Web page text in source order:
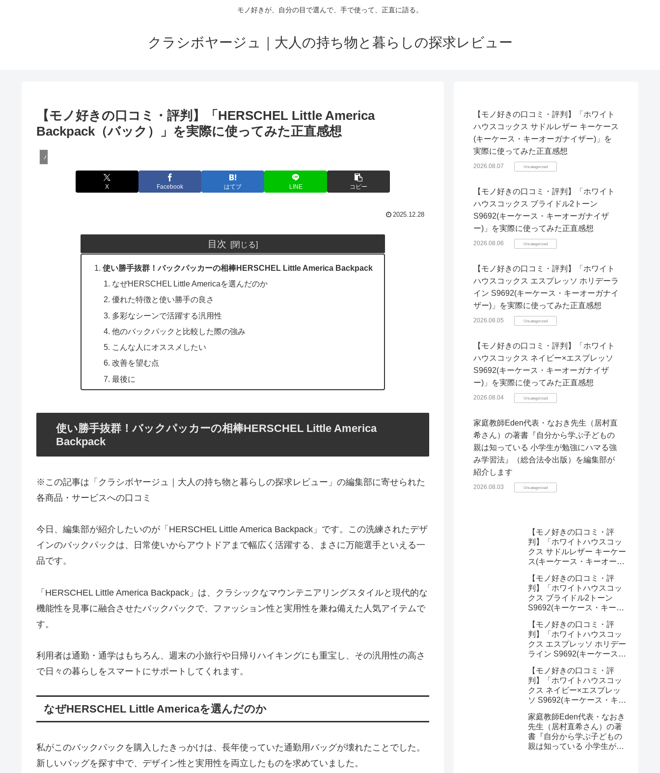
モノ好きが、自分の目で選んで、手で使って、正直に語る。
クラシボヤージュ｜大人の持ち物と暮らしの探求レビュー
【モノ好きの口コミ・評判】「HERSCHEL Little America
Backpack（バック）」を実際に使ってみた正直感想
バック・カバンのレビュー
X Facebook はてブ LINE コピー
2025.12.28
目次
使い勝手抜群！バックパッカーの相棒HERSCHEL Little America Backpack
なぜHERSCHEL Little Americaを選んだのか
優れた特徴と使い勝手の良さ
多彩なシーンで活躍する汎用性
他のバックパックと比較した際の強み
こんな人にオススメしたい
改善を望む点
最後に
使い勝手抜群！バックパッカーの相棒HERSCHEL Little America
Backpack
※この記事は「クラシボヤージュ｜大人の持ち物と暮らしの探求レビュー」の編集部に寄せられた
各商品・サービスへの口コミ
今日、編集部が紹介したいのが「HERSCHEL Little America Backpack」です。この洗練されたデザ
インのバックパックは、日常使いからアウトドアまで幅広く活躍する、まさに万能選手といえる一
品です。
「HERSCHEL Little America Backpack」は、クラシックなマウンテニアリングスタイルと現代的な
機能性を見事に融合させたバックパックで、ファッション性と実用性を兼ね備えた人気アイテムで
す。
利用者は通勤・通学はもちろん、週末の小旅行や日帰りハイキングにも重宝し、その汎用性の高さ
で日々の暮らしをスマートにサポートしてくれます。
なぜHERSCHEL Little Americaを選んだのか
私がこのバックパックを購入したきっかけは、長年使っていた通勤用バッグが壊れたことでした。
新しいバッグを探す中で、デザイン性と実用性を両立したものを求めていました。
【モノ好きの口コミ・評判】「ホワイト
ハウスコックス サドルレザー キーケース
(キーケース・キーオーガナイザー)」を
実際に使ってみた正直感想
2026.08.07 Uncategorized
【モノ好きの口コミ・評判】「ホワイト
ハウスコックス ブライドル2トーン
S9692(キーケース・キーオーガナイザ
ー)」を実際に使ってみた正直感想
2026.08.06 Uncategorized
【モノ好きの口コミ・評判】「ホワイト
ハウスコックス エスプレッソ ホリデーラ
イン S9692(キーケース・キーオーガナイ
ザー)」を実際に使ってみた正直感想
2026.08.05 Uncategorized
【モノ好きの口コミ・評判】「ホワイト
ハウスコックス ネイビー×エスプレッソ
S9692(キーケース・キーオーガナイザ
ー)」を実際に使ってみた正直感想
2026.08.04 Uncategorized
家庭教師Eden代表・なおき先生（居村直
希さん）の著書『自分から学ぶ子どもの
親は知っている 小学生が勉強にハマる強
み学習法』（総合法令出版）を編集部が
紹介します
2026.08.03 Uncategorized
【モノ好きの口コミ・評
判】「ホワイトハウスコッ
クス サドルレザー キーケー
ス(キーケース・キーオーガ
みた正直感想
【モノ好きの口コミ・評
判】「ホワイトハウスコッ
クス ブライドル2トーン
S9692(キーケース・キーオ
ってみた正直感想
【モノ好きの口コミ・評
判】「ホワイトハウスコッ
クス エスプレッソ ホリデー
ライン S9692(キーケース・
際に使ってみた正直感想
【モノ好きの口コミ・評
判】「ホワイトハウスコッ
クス ネイビー×エスプレッ
ソ S9692(キーケース・キー
使ってみた正直感想
家庭教師Eden代表・なおき
先生（居村直希さん）の著
書『自分から学ぶ子どもの
親は知っている 小学生が勉